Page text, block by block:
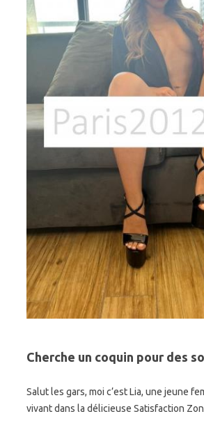
Cherche un coquin pour des
Salut les gars, moi c’est Lia, une jeune
vivant dans la délicieuse Satisfaction